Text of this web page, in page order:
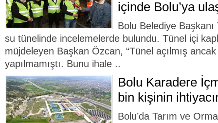
içinde Bolu’ya
Bolu Belediye
su tünelinde incelemelerde bulundu. Tünel içi
müjdeleyen Başkan Özcan, “Tünel açılmış
yapılmamıştı. Bunu ihale ..
Bolu Karadere
bin kişinin
Bolu’da Tarım ve